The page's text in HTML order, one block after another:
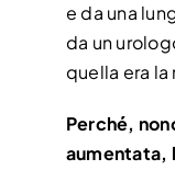
e da una
da un
quella era la
Perché,
aumentata,